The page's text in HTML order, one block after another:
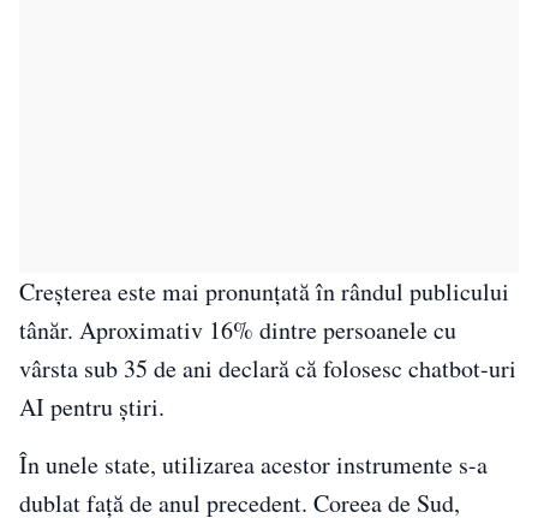
Creșterea este mai pronunțată în rândul publicului
tânăr. Aproximativ 16% dintre persoanele cu
vârsta sub 35 de ani declară că folosesc chatbot-uri
AI pentru știri.
În unele state, utilizarea acestor instrumente s-a
dublat față de anul precedent. Coreea de Sud,